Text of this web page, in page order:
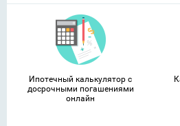
Ипотечный калькулятор с
досрочными погашениями
онлайн